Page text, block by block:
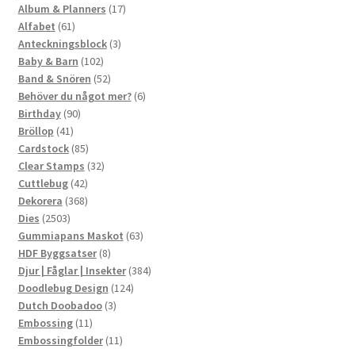
produkter
Album & Planners 1717
Alfabet 6161
produkter
Anteckningsblock 33
Baby & Barn 102102
produkter
Band & Snören 5252
produkter
Behöver du något mer? 66
Birthday 9090
Bröllop 4141
produkter
Cardstock 8585
produkter
Clear Stamps 3232
Cuttlebug 4242
produkter
Dekorera 368368
Dies 25032503
produkter
Gummiapans Maskot 6363
HDF Byggsatser 88
produkter
Djur | Fåglar | Insekter 384384
Doodlebug Design 124124
Dutch Doobadoo 33
Embossing 1111
produkter
Embossingfolder 1111